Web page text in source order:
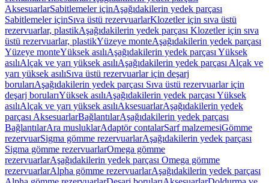
AksesuarlarSabitlemeler içinAşağıdakilerin yedek parçası
Sabitlemeler içinSıva üstü rezervuarlarKlozetler için sıva üstü
rezervuarlar, plastikAşağıdakilerin yedek parçası Klozetler için sıva
üstü rezervuarlar, plastikYüzeye monteAşağıdakilerin yedek parçası
Yüzeye monteYüksek asılıAşağıdakilerin yedek parçası Yüksek
asılıAlçak ve yarı yüksek asılıAşağıdakilerin yedek parçası Alçak ve
yarı yüksek asılıSıva üstü rezervuarlar için deşarj
borularıAşağıdakilerin yedek parçası Sıva üstü rezervuarlar için
deşarj borularıYüksek asılıAşağıdakilerin yedek parçası Yüksek
asılıAlçak ve yarı yüksek asılıAksesuarlarAşağıdakilerin yedek
parçası AksesuarlarBağlantılarAşağıdakilerin yedek parçası
BağlantılarAra musluklarAdaptör contalarSarf malzemesiGömme
rezervuarSigma gömme rezervuarlarAşağıdakilerin yedek parçası
Sigma gömme rezervuarlarOmega gömme
rezervuarlarAşağıdakilerin yedek parçası Omega gömme
rezervuarlarAlpha gömme rezervuarlarAşağıdakilerin yedek parçası